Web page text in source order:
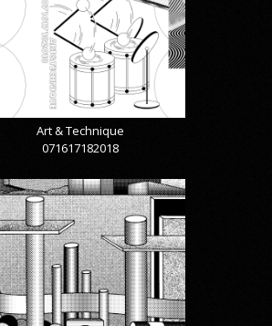
Art & Technique
071617182018